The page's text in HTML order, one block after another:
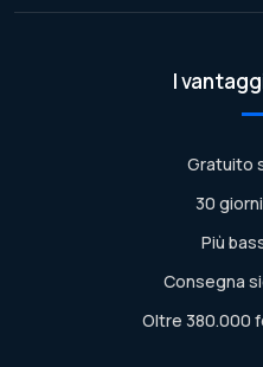
I
Gratuito
30
Più
Consegna
Oltre 380.000